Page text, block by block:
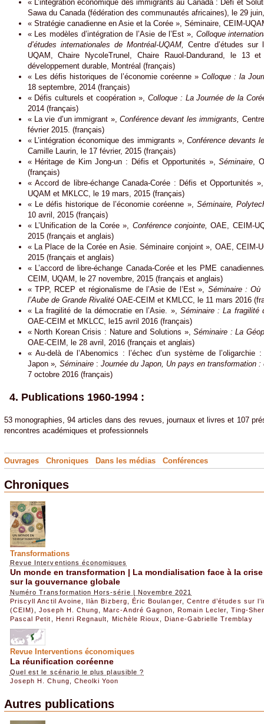
« L’intégration économique des immigrants au Canada : Défi et
Sawa du Canada (fédération des communautés africaines), le 29
« Stratégie canadienne en Asie et la Corée », Séminaire, CEIM-
« Les modèles d’intégration de l’Asie de l’Est », Colloque
d’études internationales de Montréal-UQAM,
Centre d’études sur
UQAM, Chaire NycoleTrunel, Chaire Rauol-Dandurand, le 13
développement durable, Montréal (français)
« Les défis historiques de l’économie coréenne » Colloque : la
18 septembre, 2014 (français)
« Défis culturels et coopération », Colloque : La Journée de la
2014 (français)
« La vie d’un immigrant », Conférence devant les immigrants,
février 2015. (français)
« L’intégration économique des immigrants »,Conférence devants
Camille Laurin, le 17 février, 2015 (français)
« Héritage de Kim Jong-un : Défis et Opportunités », Séminaire ,
(français)
« Accord de libre-échange Canada-Corée : Défis et Opportunités
UQAM et MKLCC, le 19 mars, 2015 (français)
« Le défis historique de l’économie coréenne », Séminaire,
10 avril, 2015 (français)
« L’Unification de la Corée », Conférence conjointe, OAE, CEIM-
2015 (français et anglais)
« La Place de la Corée en Asie. Séminaire conjoint », OAE, CEIM-
2015 (français et anglais)
« L’accord de libre-échange Canada-Corée et les PME
CEIM, UQAM, le 27 novembre, 2015 (français et anglais)
« TPP, RCEP et régionalisme de l’Asie de l’Est », Séminaire : Où
l’Aube de Grande Rivalité OAE-CEIM et KMLCC, le 11 mars 2016
« La fragilité de la démocratie en l’Asie. », Séminaire : La fragilité
OAE-CEIM et MKLCC, le15 avril 2016 (français)
« North Korean Crisis : Nature and Solutions »,Séminaire : La
OAE-CEIM, le 28 avril, 2016 (français et anglais)
« Au-delà de l’Abenomics : l’échec d’un système de
Japon », Séminaire: Journée du Japon, Un pays en transformation
7 octobre 2016 (français)
4. Publications 1960-1994 :
53 monographies, 94 articles dans des revues, journaux et livres et 107
rencontres académiques et professionnels
Ouvrages Chroniques Dans les médias Conférences
Chroniques
Transformations
Revue Interventions économiques
Un monde en transformation | La mondialisation face à la crise
sur la gouvernance globale
Numéro Transformation Hors-série | Novembre 2021
Priscyll Anctil Avoine
Ilàn Bizberg Éric Boulanger, Centre d’études sur
(CEIM)
,Joseph H. Chung ,Marc-André Gagnon ,Romain Lecler,Ting-
Pascal Petit
Henri Regnault Michèle Rioux ,Diane-Gabrielle Tremblay
Revue Interventions économiques
La réunification coréenne
Quel est le scénario le plus plausible ?
Joseph H. Chung
Cheolki Yoon
Autres publications